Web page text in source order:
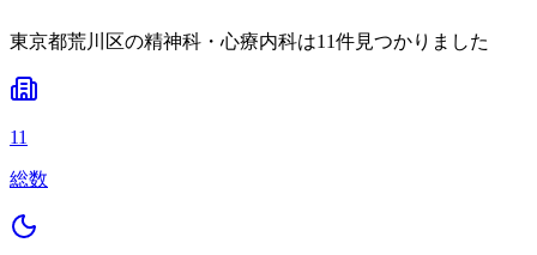
東京都荒川区の精神科・心療内科は11件見つかりました
11
総数